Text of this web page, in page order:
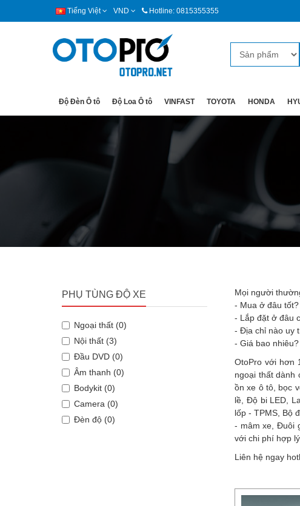
Tiếng Việt VND Hotline: 0815355355
Độ Đèn Ô tô Độ Loa Ô tô VINFAST TOYOTA HONDA
PHỤ TÙNG ĐỘ XE
Ngoại thất (0)
Nội thất (3)
Đầu DVD (0)
Âm thanh (0)
Bodykit (0)
Camera (0)
Đèn độ (0)
Mọi người
- Mua ở đâu tốt?
- Lắp đặt ở đâu
- Địa chỉ nào uy
- Giá bao
OtoPro với hơn
ngoại thất dành
ồn xe ô tô, bọc
lề, Độ bi LED,
lốp - TPMS, Bộ
- mâm xe, Đuôi
với chi phí hợp
Liên hệ ngay